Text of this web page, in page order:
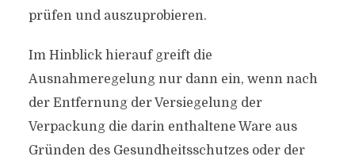
prüfen und auszuprobieren.
Im Hinblick hierauf greift die
Ausnahmeregelung nur dann ein, wenn nach
der Entfernung der Versiegelung der
Verpackung die darin enthaltene Ware aus
Gründen des Gesundheitsschutzes oder der